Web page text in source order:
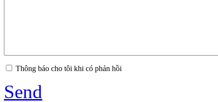
Thông báo cho tôi khi có phản hồi
Send